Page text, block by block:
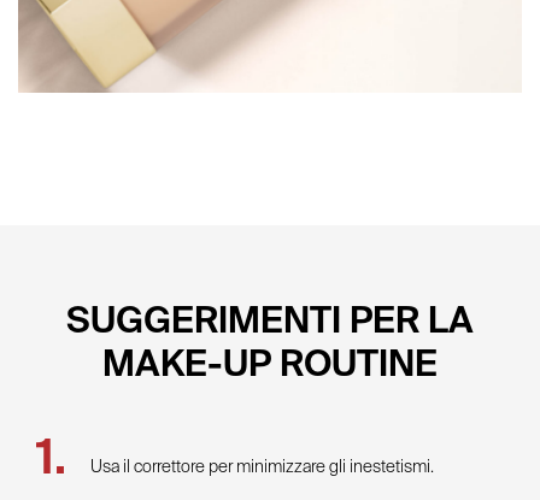
SUGGERIMENTI PER LA
MAKE-UP ROUTINE
Usa il correttore per minimizzare gli inestetismi.